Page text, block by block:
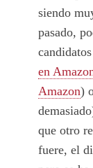
siendo
pasado,
en
Amazon)
que otro
fuere, el